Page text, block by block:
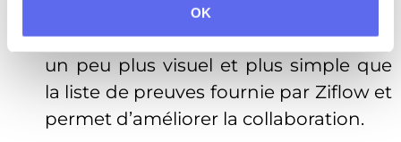
OK
Approval Studio utilise le concept d’un
tableau de bord de type Kanban. C’est
un peu plus visuel et plus simple que
la liste de preuves fournie par Ziflow et
permet d’améliorer la collaboration.